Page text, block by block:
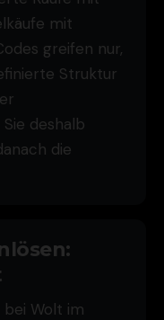
mit
greifen nur,
Struktur
deshalb
die
bei Wolt im